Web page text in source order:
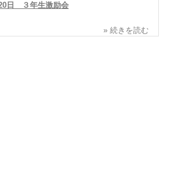
日 ３年生激励会
» 続きを読む